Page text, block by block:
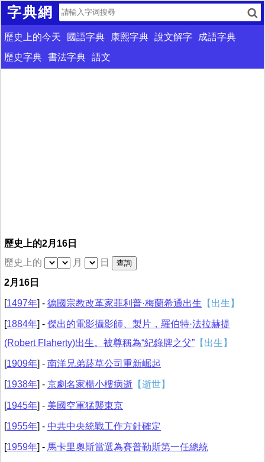
字典網
歷史上的今天 國語字典 康熙字典 說文解字
成語字典
歷史字典 書法字典 語文
歷史上的2月16日
歷史上的
月
日
2月16日
[1497年] - 德國宗教改革家菲利普·梅蘭希通出生 【出生】
[1884年] - 傑出的電影攝影師、製片，羅伯特·法拉赫提
(Robert Flaherty)出生。被尊稱為“紀錄牌之父” 【出生】
[1909年] - 南洋兄弟菸草公司重新崛起
[1938年] - 京劇名家楊小樓病逝 【逝世】
[1945年] - 美國空軍猛襲東京
[1955年] - 中共中央統戰工作方針確定
[1959年] - 馬卡里奧斯當選為賽普勒斯第一任總統